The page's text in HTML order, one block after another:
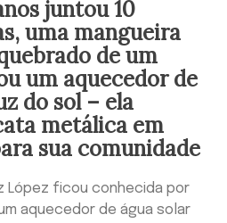
juntou 10
uma mangueira
de um
um aquecedor de
do sol – ela
metálica em
sua comunidade
López ficou conhecida por
aquecedor de água solar